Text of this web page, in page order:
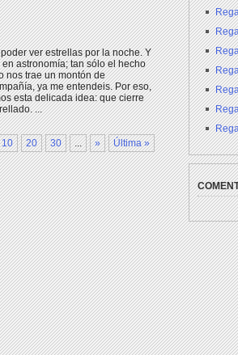
ver estrellas por la noche. Y
astronomía; tan sólo el hecho
nos trae un montón de
ya me entendeis. Por eso,
esta delicada idea: que cierre
...
10 20 30 ... » Última »